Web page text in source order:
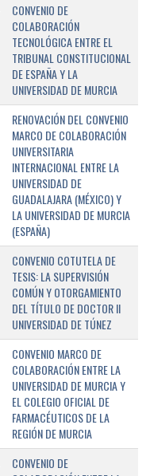
CONVENIO DE
COLABORACIÓN
TECNOLÓGICA ENTRE EL
TRIBUNAL CONSTITUCIONAL
DE ESPAÑA Y LA
UNIVERSIDAD DE MURCIA
RENOVACIÓN DEL CONVENIO
MARCO DE COLABORACIÓN
UNIVERSITARIA
INTERNACIONAL ENTRE LA
UNIVERSIDAD DE
GUADALAJARA (MÉXICO) Y
LA UNIVERSIDAD DE MURCIA
(ESPAÑA)
CONVENIO COTUTELA DE
TESIS: LA SUPERVISIÓN
COMÚN Y OTORGAMIENTO
DEL TÍTULO DE DOCTOR II
UNIVERSIDAD DE TÚNEZ
CONVENIO MARCO DE
COLABORACIÓN ENTRE LA
UNIVERSIDAD DE MURCIA Y
EL COLEGIO OFICIAL DE
FARMACÉUTICOS DE LA
REGIÓN DE MURCIA
CONVENIO DE